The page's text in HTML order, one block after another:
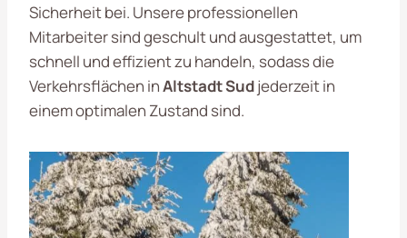
Sicherheit bei. Unsere professionellen
Mitarbeiter sind geschult und ausgestattet, um
schnell und effizient zu handeln, sodass die
Verkehrsflächen inAltstadt Sudjederzeit in
einem optimalen Zustand sind.